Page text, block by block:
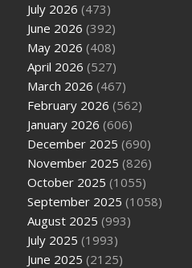
July 2026 (473)
June 2026 (392)
May 2026 (408)
April 2026 (527)
March 2026 (467)
February 2026 (562)
January 2026 (606)
December 2025 (690)
November 2025 (826)
October 2025 (1055)
September 2025 (1058)
August 2025 (993)
July 2025 (1993)
June 2025 (2125)